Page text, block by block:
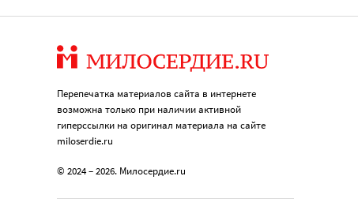
Перепечатка материалов сайта в интернете
возможна только при наличии активной
гиперссылки на оригинал материала на сайте
miloserdie.ru
© 2024 – 2026. Милосердие.ru